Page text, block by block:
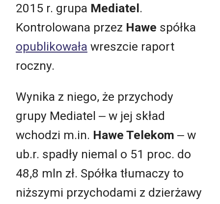
2015 r. grupa Mediatel.
Kontrolowana przez Hawe spółka
opublikowała wreszcie raport
roczny.
Wynika z niego, że przychody
grupy Mediatel ‒ w jej skład
wchodzi m.in. Hawe Telekom ‒ w
ub.r. spadły niemal o 51 proc. do
48,8 mln zł. Spółka tłumaczy to
niższymi przychodami z dzierżawy